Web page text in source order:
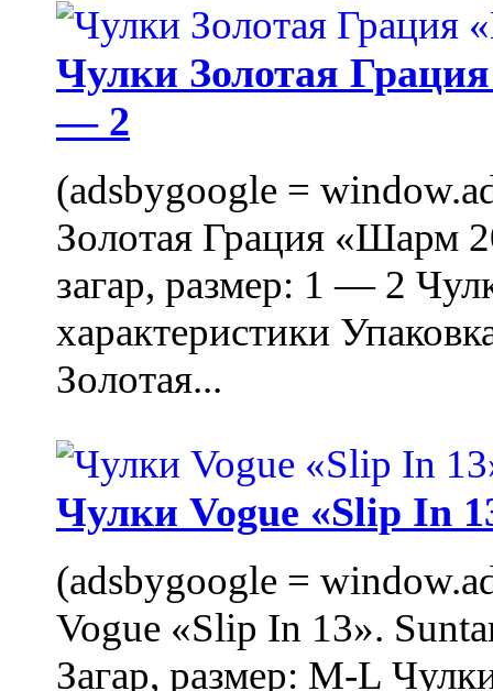
Чулки Золотая
— 2
(adsbygoogle =
Золотая Грация «Шарм
загар, размер: 1 — 2
характеристики
Золотая...
Чулки Vogue «Slip In
(adsbygoogle =
Vogue «Slip In 13».
Загар, размер: M-L